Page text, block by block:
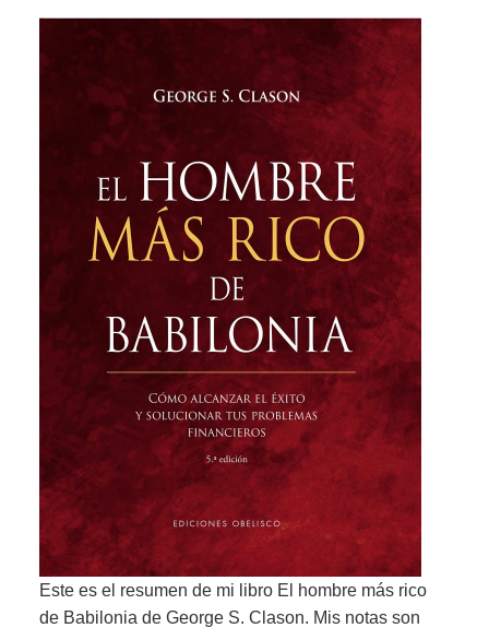
Este es el resumen de mi libro El hombre más rico
de Babilonia de George S. Clason. Mis notas son